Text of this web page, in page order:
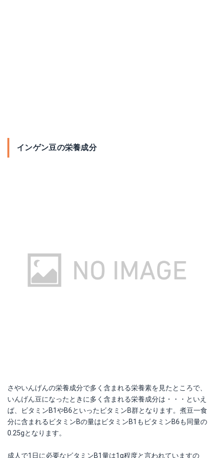
インゲン豆の栄養成分
さやいんげんの栄養成分で多く含まれる栄養素を見たところで、
いんげん豆になったときに多く含まれる栄養成分は・・・といえ
ば、ビタミンB1やB6といったビタミンB群となります。煮豆一食
分に含まれるビタミンBの量はビタミンB1もビタミンB6も同量の
0.25gとなります。
成人で1日に必要なビタミンB1量は1g程度と言われていますの